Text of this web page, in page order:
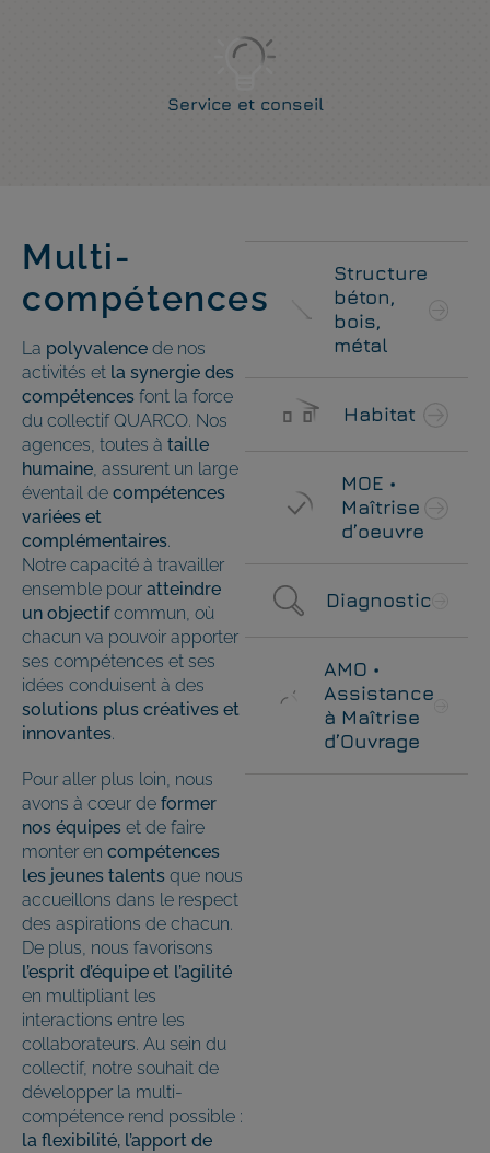
Service et conseil
Multi-
compétences
La polyvalence de nos
activités et la synergie des
compétences font la force
du collectif QUARCO. Nos
agences, toutes à taille
humaine, assurent un large
éventail de compétences
variées et
complémentaires.
Notre capacité à travailler
ensemble pour atteindre
un objectifcommun, où
chacun va pouvoir apporter
ses compétences et ses
idées conduisent à des
solutions plus créatives et
innovantes.
Pour aller plus loin, nous
avons à cœur de former
nos équipes et de faire
monter en compétences
les jeunes talents que nous
accueillons dans le respect
des aspirations de chacun.
De plus, nous favorisons
l’esprit d’équipe et l’agilité
en multipliant les
interactions entre les
collaborateurs. Au sein du
collectif, notre souhait de
développer la multi-
compétence rend possible :
la flexibilité, l’apport de
Structure
béton,
bois,
métal
Habitat
MOE •
Maîtrise
d’oeuvre
Diagnostic
AMO •
Assistance
à Maîtrise
d’Ouvrage